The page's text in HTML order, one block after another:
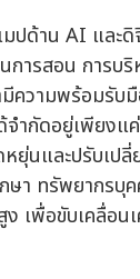
มปด้าน AI และ
นการสอน การ
วามพร้อมรับ
ำกัดอยู่เพียงแ
นและปรับเปลี่
า ทรัพยากรบุ
เพื่อขับเคลื่อน